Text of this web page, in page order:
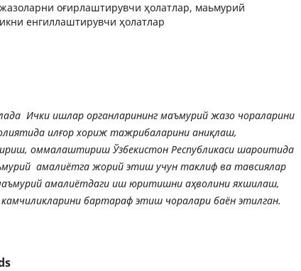
оғирлаштирувчи ҳолатлар, маьмурий
енгиллаштирувчи ҳолатлар
Ички ишлар органларининг маъмурий жазо чораларини
илғор хориж тажрибаларини аниқлаш,
, оммалаштириш Ўзбекистон Республикаси шароитида
амалиётга жорий этиш учун таклиф ва тавсиялар
амалиётдаги иш юритишни аҳволини яхшилаш,
камчиликларини бартараф этиш чоралари баён этилган.